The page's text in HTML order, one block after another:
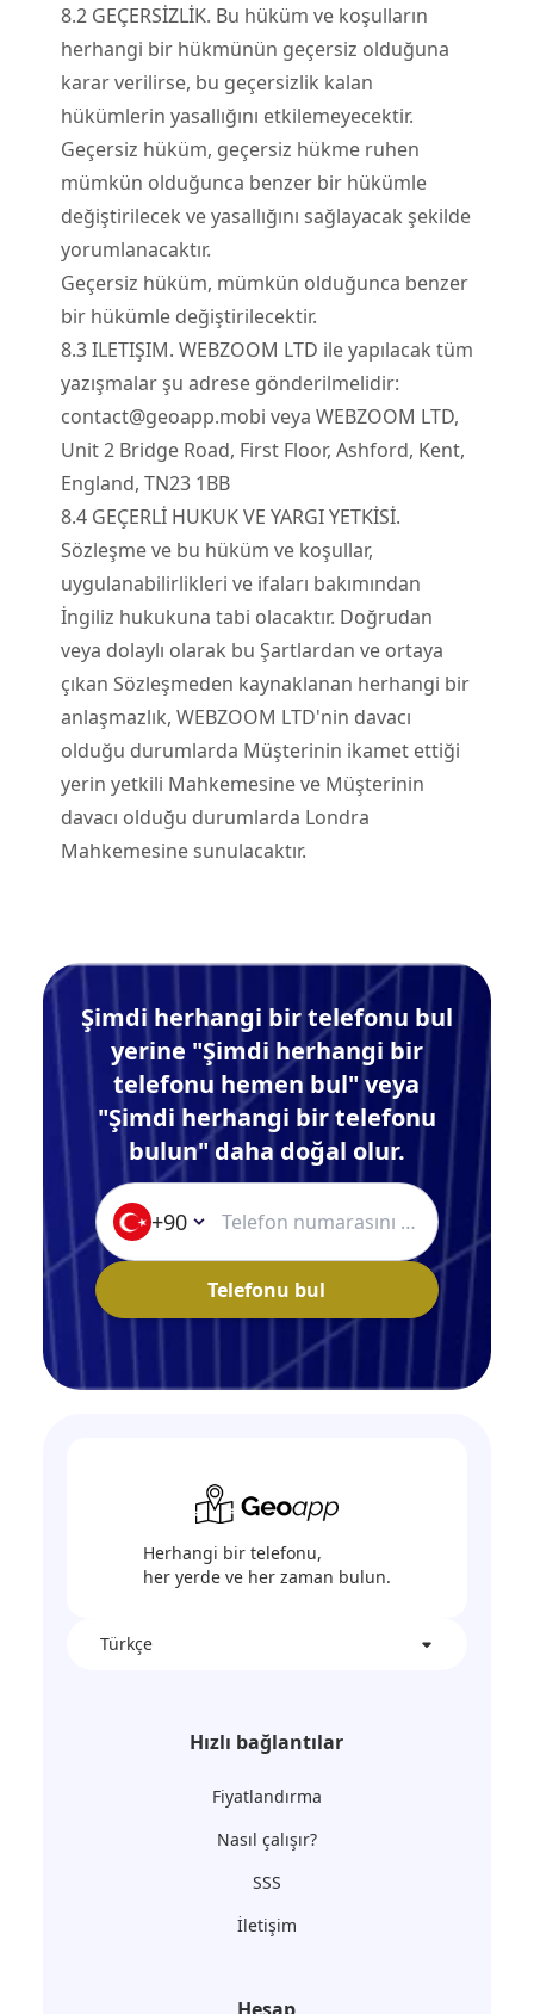
8.2GEÇERSİZLİK. Bu hüküm ve koşulların
herhangi bir hükmünün geçersiz olduğuna
karar verilirse, bu geçersizlik kalan
hükümlerin yasallığını etkilemeyecektir.
Geçersiz hüküm, geçersiz hükme ruhen
mümkün olduğunca benzer bir hükümle
değiştirilecek ve yasallığını sağlayacak şekilde
yorumlanacaktır.
Geçersiz hüküm, mümkün olduğunca benzer
bir hükümle değiştirilecektir.
8.3ILETIŞIM. WEBZOOM LTD ile yapılacak tüm
yazışmalar şu adrese gönderilmelidir:
contact@geoapp.mobi veya WEBZOOM LTD,
Unit 2 Bridge Road, First Floor, Ashford, Kent,
England, TN23 1BB
8.4GEÇERLİ HUKUK VE YARGI YETKİSİ.
Sözleşme ve bu hüküm ve koşullar,
uygulanabilirlikleri ve ifaları bakımından
İngiliz hukukuna tabi olacaktır. Doğrudan
veya dolaylı olarak bu Şartlardan ve ortaya
çıkan Sözleşmeden kaynaklanan herhangi bir
anlaşmazlık, WEBZOOM LTD'nin davacı
olduğu durumlarda Müşterinin ikamet ettiği
yerin yetkili Mahkemesine ve Müşterinin
davacı olduğu durumlarda Londra
Mahkemesine sunulacaktır.
Şimdi herhangi bir telefonu bul
yerine "Şimdi herhangi bir
telefonu hemen bul" veya
"Şimdi herhangi bir telefonu
bulun" daha doğal olur.
+90
Telefonu bul
Herhangi bir telefonu,
her yerde ve her zaman bulun.
Türkçe
Hızlı bağlantılar
Fiyatlandırma
Nasıl çalışır?
SSS
İletişim